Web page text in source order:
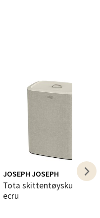
JOSEPH JOSEPH
Tota skittentøyskurv 90L
ecru